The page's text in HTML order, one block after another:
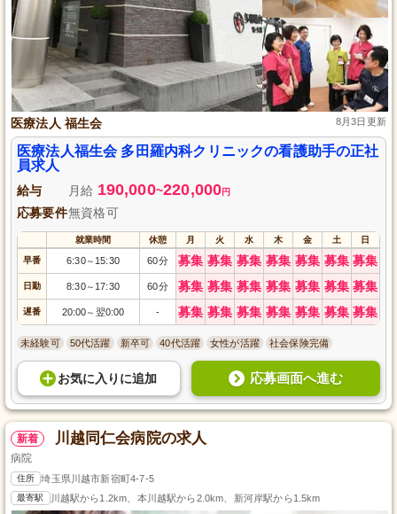
医療法人 福生会 8月3日更新
医療法人福生会 多田羅内科クリニックの看護助手の正社
員求人
給与 月給 190,000~220,000円
応募要件無資格可
就業時間 休憩 月 火 水 木 金 土 日
早番 6:30～ 15:30 60分 募集 募集 募集 募集 募集 募集 募集
日勤 8:30～ 17:30 60分 募集 募集 募集 募集 募集 募集 募集
遅番 20:00～ 翌0:00 - 募集 募集 募集 募集 募集 募集 募集
未経験可 50代活躍 新卒可 40代活躍 女性が活躍 社会保険完備
お気に入り に追加 応募画面へ進む
新着 川越同仁会病院の求人
病院
住所 埼玉県川越市新宿町4-7-5
最寄駅 川越駅から1.2km、本川越駅から2.0km、新河岸駅から1.5km